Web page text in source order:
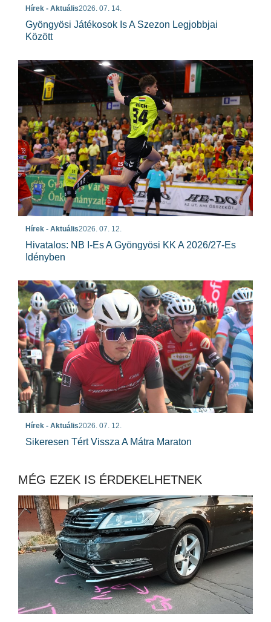
Hírek - Aktuális2026. 07. 14.
Gyöngyösi Játékosok Is A Szezon Legjobbjai
Között
Hírek - Aktuális2026. 07. 12.
Hivatalos: NB I-Es A Gyöngyösi KK A 2026/27-Es
Idényben
Hírek - Aktuális2026. 07. 12.
Sikeresen Tért Vissza A Mátra Maraton
MÉG EZEK IS ÉRDEKELHETNEK